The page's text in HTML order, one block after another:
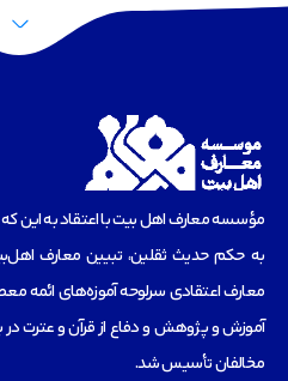
مؤسسه‌ معارف اهل بیت با اعتقاد به این که
به حکم حدیث ثقلین، تبیین معارف
آموزش و پژوهش و دفاع از قرآن و عترت
مخالفان تأسیس شد.